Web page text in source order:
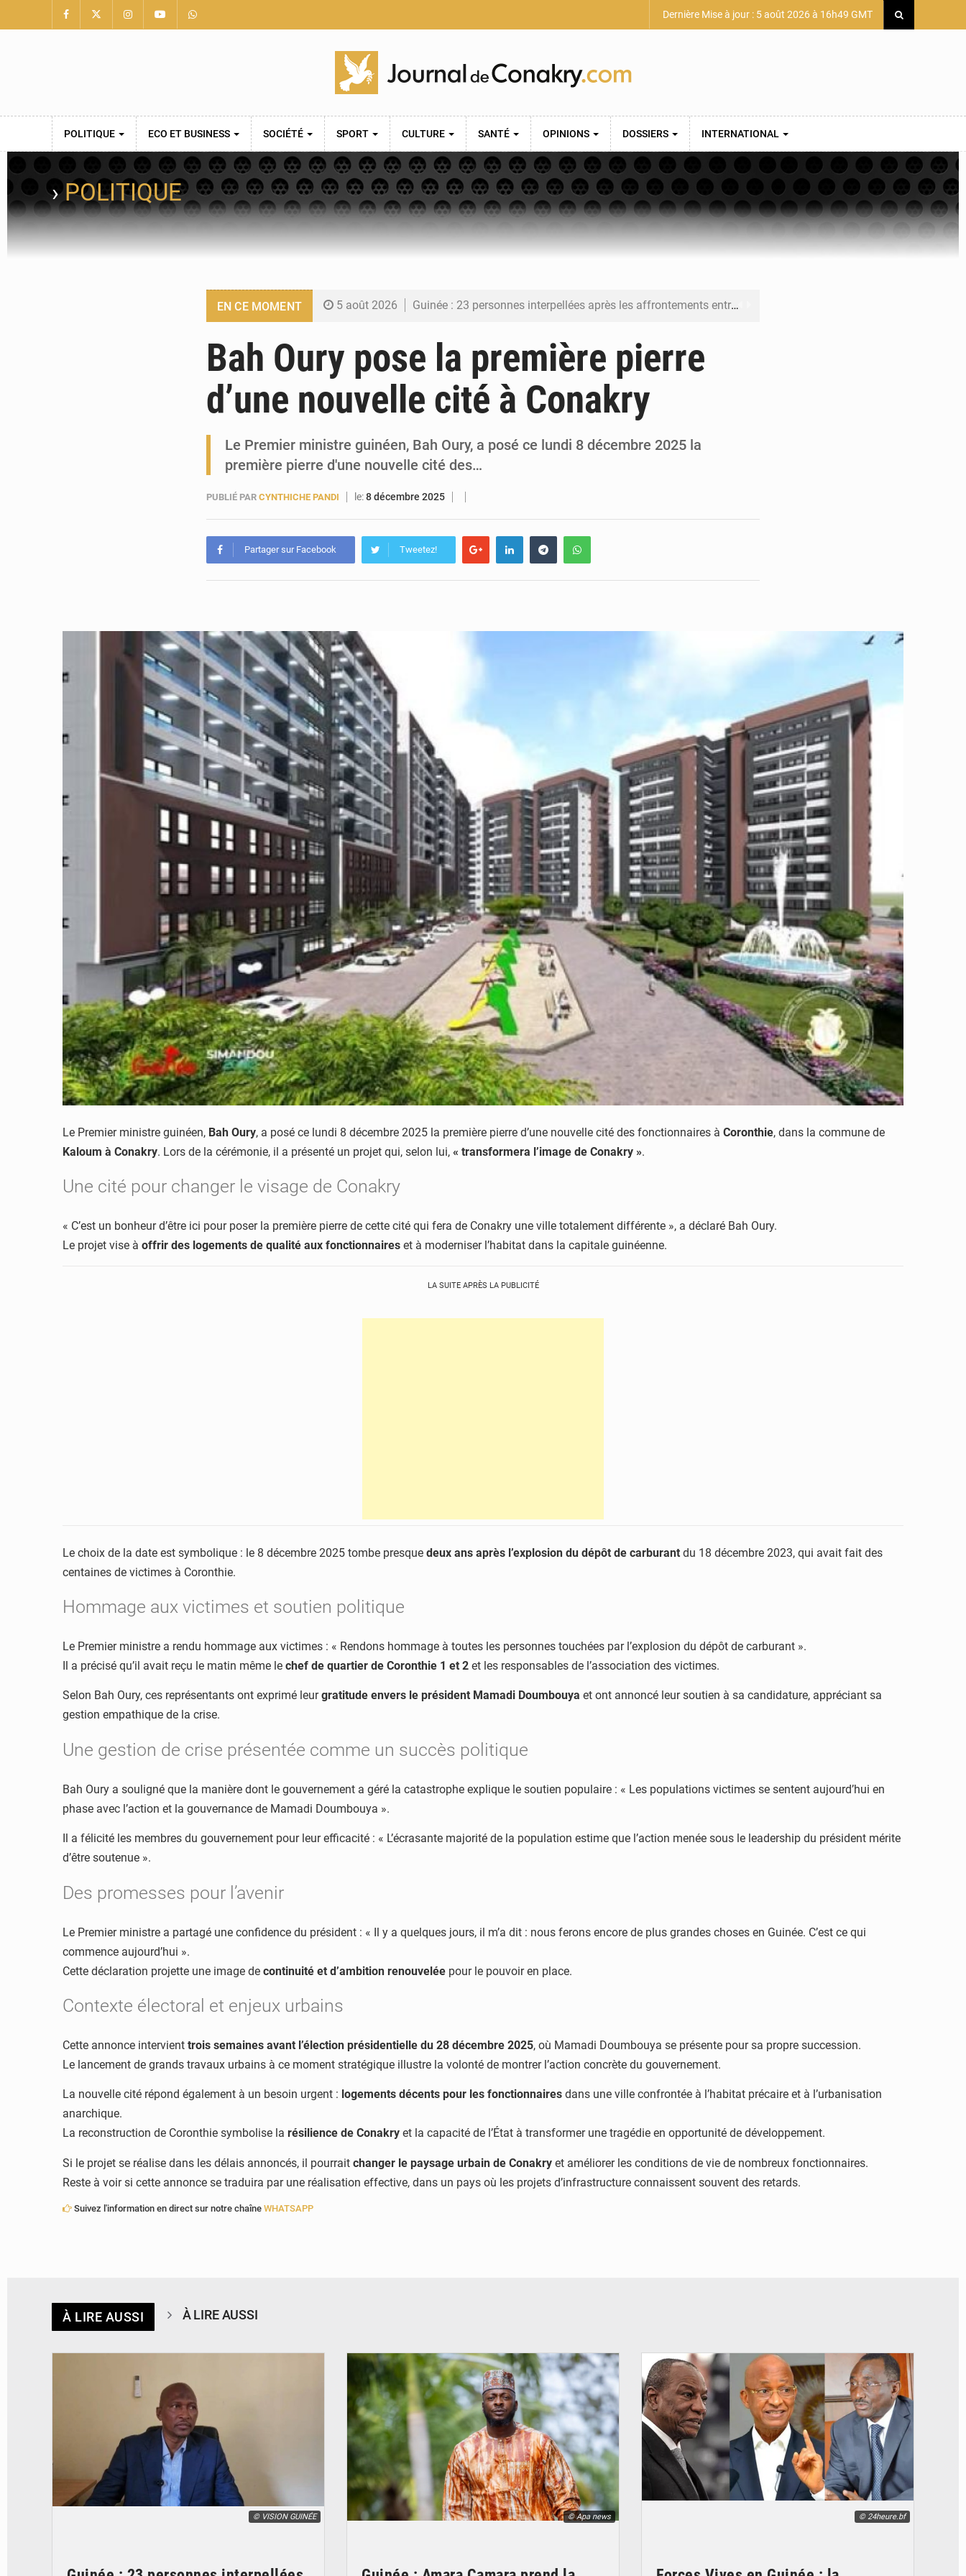
Dernière Mise à jour : 5 août 2026 à 16h49 GMT
POLITIQUE ECO ET BUSINESS SOCIÉTÉ SPORT CULTURE SANTÉ OPINIONS DOSSIERS INTERNATIONAL
›POLITIQUE
EN CE MOMENT 5 août 2026 Guinée : 23 personnes interpellées après les affrontements entre Bankoumana et Djoma Balandou à Mandiana
5 août 2026 Forces Vives en Guinée : la coalition critique la gestion de Mamadi Doumbouya
4 août 2026 Guinée : Conakry explore un partenariat avec le groupe égyptien The Arab Contractors pour accélérer ses grands projets
Bah Oury pose la première pierre
d’une nouvelle cité à Conakry
Le Premier ministre guinéen, Bah Oury, a posé ce lundi 8 décembre 2025 la
première pierre d'une nouvelle cité des…
PUBLIÉ PAR CYNTHICHE PANDI le:8 décembre 2025
Partager sur Facebook Tweetez!
Le Premier ministre guinéen, Bah Oury, a posé ce lundi 8 décembre 2025 la première pierre d’une nouvelle cité des fonctionnaires à Coronthie, dans la commune de
Kaloum à Conakry. Lors de la cérémonie, il a présenté un projet qui, selon lui, « transformera l’image de Conakry ».
Une cité pour changer le visage de Conakry
« C’est un bonheur d’être ici pour poser la première pierre de cette cité qui fera de Conakry une ville totalement différente », a déclaré Bah Oury.
Le projet vise à offrir des logements de qualité aux fonctionnaires et à moderniser l’habitat dans la capitale guinéenne.
LA SUITE APRÈS LA PUBLICITÉ
Le choix de la date est symbolique : le 8 décembre 2025 tombe presque deux ans après l’explosion du dépôt de carburant du 18 décembre 2023, qui avait fait des
centaines de victimes à Coronthie.
Hommage aux victimes et soutien politique
Le Premier ministre a rendu hommage aux victimes : « Rendons hommage à toutes les personnes touchées par l’explosion du dépôt de carburant ».
Il a précisé qu’il avait reçu le matin même le chef de quartier de Coronthie 1 et 2 et les responsables de l’association des victimes.
Selon Bah Oury, ces représentants ont exprimé leurgratitude envers le président Mamadi Doumbouya et ont annoncé leur soutien à sa candidature, appréciant sa
gestion empathique de la crise.
Une gestion de crise présentée comme un succès politique
Bah Oury a souligné que la manière dont le gouvernement a géré la catastrophe explique le soutien populaire : « Les populations victimes se sentent aujourd’hui en
phase avec l’action et la gouvernance de Mamadi Doumbouya ».
Il a félicité les membres du gouvernement pour leur efficacité : « L’écrasante majorité de la population estime que l’action menée sous le leadership du président mérite
d’être soutenue ».
Des promesses pour l’avenir
Le Premier ministre a partagé une confidence du président : « Il y a quelques jours, il m’a dit : nous ferons encore de plus grandes choses en Guinée. C’est ce qui
commence aujourd’hui ».
Cette déclaration projette une image de continuité et d’ambition renouvelée pour le pouvoir en place.
Contexte électoral et enjeux urbains
Cette annonce intervient trois semaines avant l’élection présidentielle du 28 décembre 2025, où Mamadi Doumbouya se présente pour sa propre succession.
Le lancement de grands travaux urbains à ce moment stratégique illustre la volonté de montrer l’action concrète du gouvernement.
La nouvelle cité répond également à un besoin urgent : logements décents pour les fonctionnaires dans une ville confrontée à l’habitat précaire et à l’urbanisation
anarchique.
La reconstruction de Coronthie symbolise la résilience de Conakry et la capacité de l’État à transformer une tragédie en opportunité de développement.
Si le projet se réalise dans les délais annoncés, il pourrait changer le paysage urbain de Conakry et améliorer les conditions de vie de nombreux fonctionnaires.
Reste à voir si cette annonce se traduira par une réalisation effective, dans un pays où les projets d’infrastructure connaissent souvent des retards.
Suivez l'information en direct sur notre chaîne WHATSAPP
À LIRE AUSSI À LIRE AUSSI
© VISION GUINÉE © Apa news © 24heure.bf